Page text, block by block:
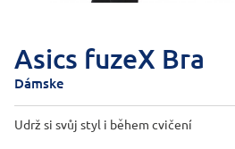
Asics fuzeX Bra
Dámske
Udrž si svůj styl i během cvičení